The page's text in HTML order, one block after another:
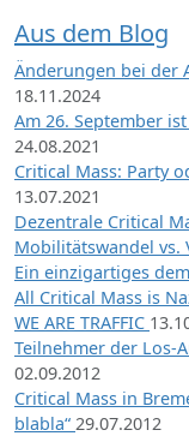
Aus dem Blog
Änderungen bei der
18.11.2024
Am 26. September
24.08.2021
Critical Mass: Party
13.07.2021
Dezentrale Critical
Mobilitätswandel vs.
Ein einzigartiges
All Critical Mass is
WE ARE TRAFFIC
Teilnehmer der Los-
02.09.2012
Critical Mass in
blabla“ 29.07.2012